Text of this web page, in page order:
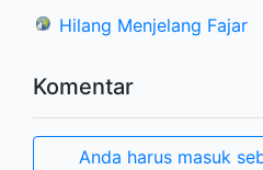
Hilang Menjelang Fajar
Komentar
Anda harus masuk